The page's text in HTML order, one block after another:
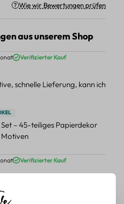
Wie wir Bewertungen prüfen
aus unserem Shop
von 5 von 5 Sternen
Verifizierter Kauf
schnelle Lieferung, kann ich
– 45-teiliges Papierdekor
von 5 von 5 Sternen
Verifizierter Kauf